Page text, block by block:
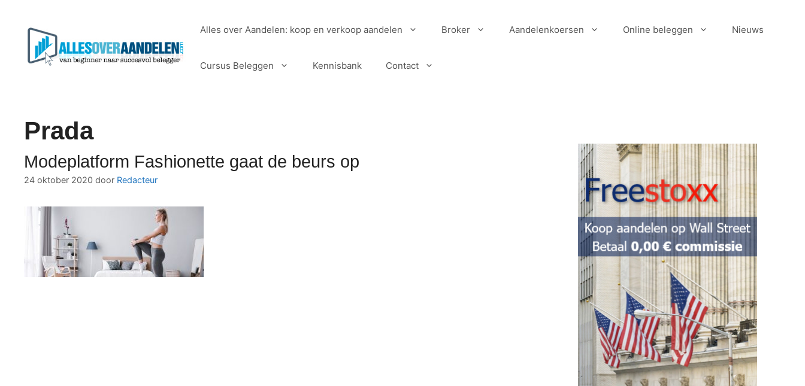
Alles over Aandelen: koop en verkoop aandelen Broker Aandelenkoersen Online beleggen Nieuws
Cursus Beleggen Kennisbank Contact
Prada
Modeplatform Fashionette gaat de beurs op
24 oktober 2020 door Redacteur